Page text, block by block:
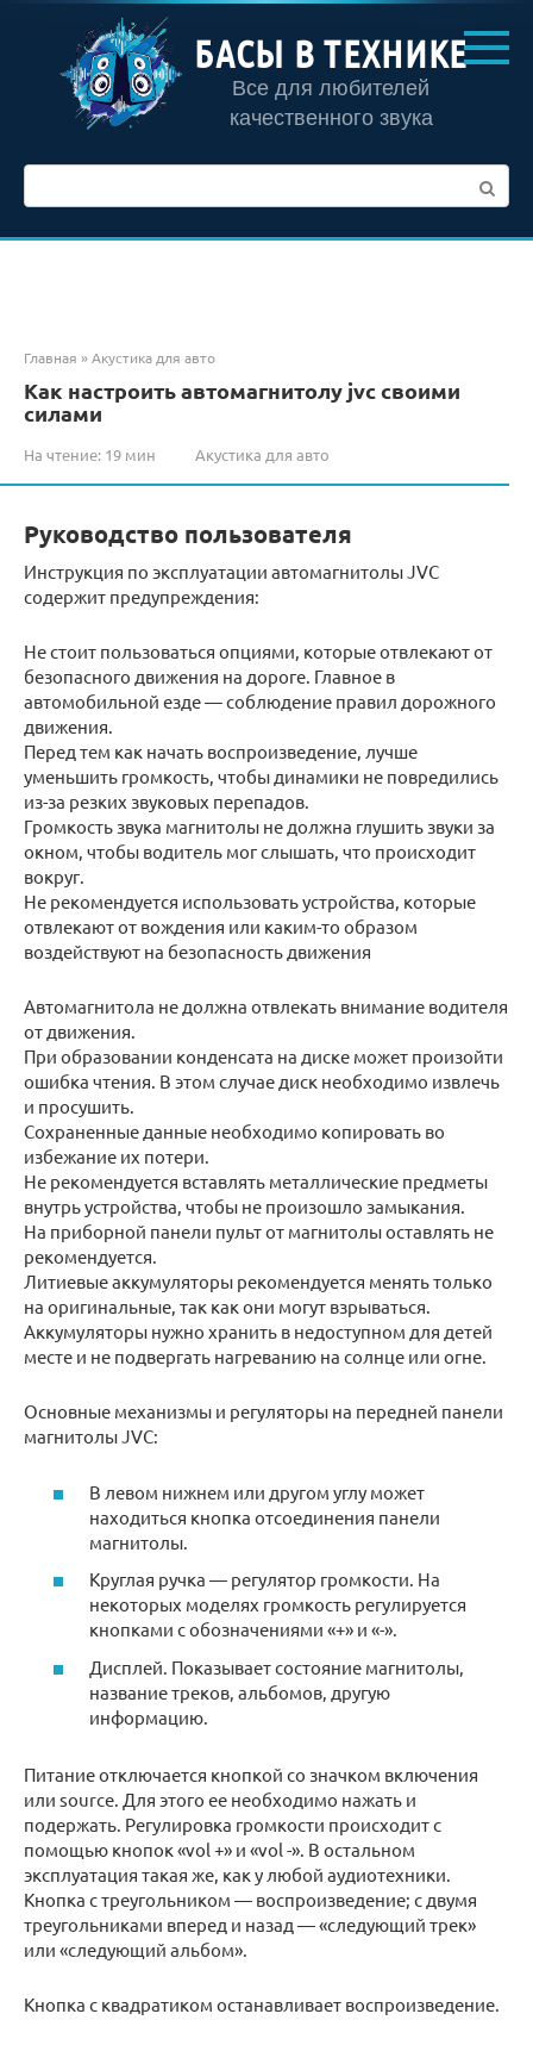
контенту
БАСЫ В ТЕХНИКЕ
Все для любителей
качественного звука
Главная »Акустика для авто
Как настроить автомагнитолу jvc своими
силами
На чтение: 19 мин Акустика для авто
Руководство пользователя
Инструкция по эксплуатации автомагнитолы JVC
содержит предупреждения:
Не стоит пользоваться опциями, которые отвлекают от
безопасного движения на дороге. Главное в
автомобильной езде — соблюдение правил дорожного
движения.
Перед тем как начать воспроизведение, лучше
уменьшить громкость, чтобы динамики не повредились
из-за резких звуковых перепадов.
Громкость звука магнитолы не должна глушить звуки за
окном, чтобы водитель мог слышать, что происходит
вокруг.
Не рекомендуется использовать устройства, которые
отвлекают от вождения или каким-то образом
воздействуют на безопасность движения
Автомагнитола не должна отвлекать внимание водителя
от движения.
При образовании конденсата на диске может произойти
ошибка чтения. В этом случае диск необходимо извлечь
и просушить.
Сохраненные данные необходимо копировать во
избежание их потери.
Не рекомендуется вставлять металлические предметы
внутрь устройства, чтобы не произошло замыкания.
На приборной панели пульт от магнитолы оставлять не
рекомендуется.
Литиевые аккумуляторы рекомендуется менять только
на оригинальные, так как они могут взрываться.
Аккумуляторы нужно хранить в недоступном для детей
месте и не подвергать нагреванию на солнце или огне.
Основные механизмы и регуляторы на передней панели
магнитолы JVC:
В левом нижнем или другом углу может
находиться кнопка отсоединения панели
магнитолы.
Круглая ручка — регулятор громкости. На
некоторых моделях громкость регулируется
кнопками с обозначениями «+» и «-».
Дисплей. Показывает состояние магнитолы,
название треков, альбомов, другую
информацию.
Питание отключается кнопкой со значком включения
или source. Для этого ее необходимо нажать и
подержать. Регулировка громкости происходит с
помощью кнопок «vol +» и «vol -». В остальном
эксплуатация такая же, как у любой аудиотехники.
Кнопка с треугольником — воспроизведение; с двумя
треугольниками вперед и назад — «следующий трек»
или «следующий альбом».
Кнопка с квадратиком останавливает воспроизведение.